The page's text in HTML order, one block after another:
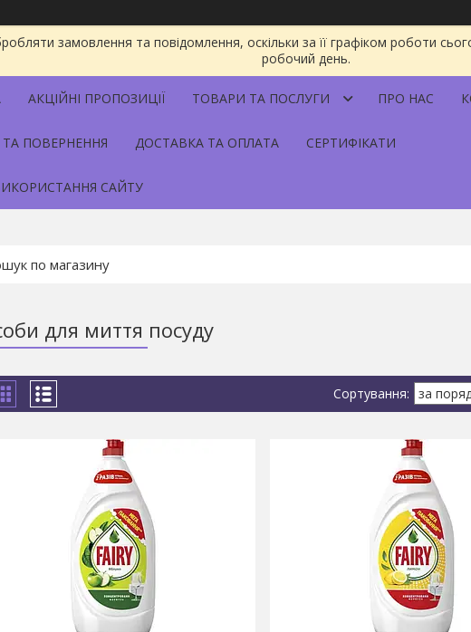
замовлення та повідомлення, оскільки за її графіком роботи
робочий день.
АКЦІЙНІ ПРОПОЗИЦІЇ ТОВАРИ ТА ПОСЛУГИ ПРО НАС
ТА ПОВЕРНЕННЯ ДОСТАВКА ТА ОПЛАТА СЕРТИФІКАТИ
САЙТУ
для миття посуду